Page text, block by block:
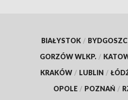
BIAŁYSTOK /
GORZÓW WLKP. /
KRAKÓW / LUBLIN /
OPOLE / POZNAŃ /